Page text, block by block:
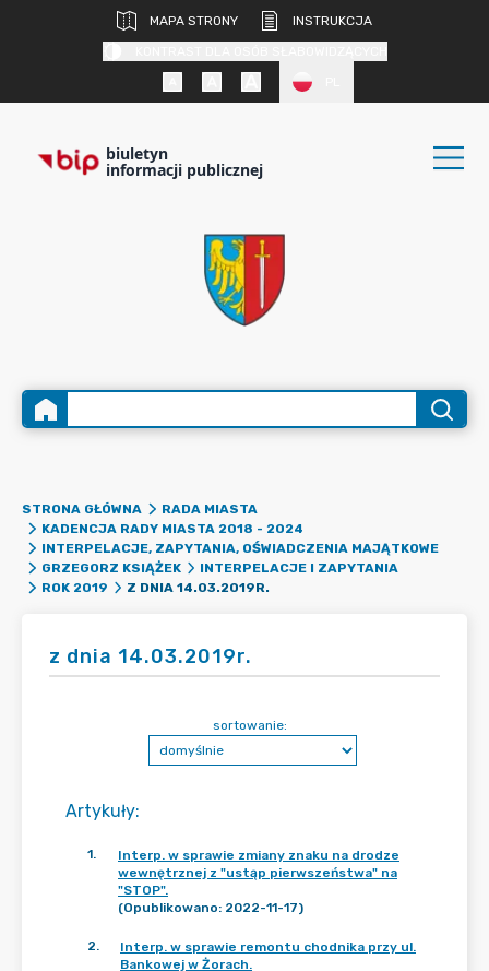
MAPA STRONY
INSTRUKCJA
biuletyn
informacji publicznej
STRONA GŁÓWNA
RADA MIASTA
KADENCJA RADY MIASTA 2018 - 2024
INTERPELACJE, ZAPYTANIA, OŚWIADCZENIA MAJĄTKOWE
GRZEGORZ KSIĄŻEK
INTERPELACJE I ZAPYTANIA
ROK 2019
Z DNIA 14.03.2019R.
z dnia 14.03.2019r.
Artykuły:
sortowanie:
1.
Interp. w sprawie zmiany znaku na drodze
wewnętrznej z "ustąp pierwszeństwa" na
"STOP".
(Opublikowano: 2022-11-17)
2.
Interp. w sprawie remontu chodnika przy ul.
Bankowej w Żorach.